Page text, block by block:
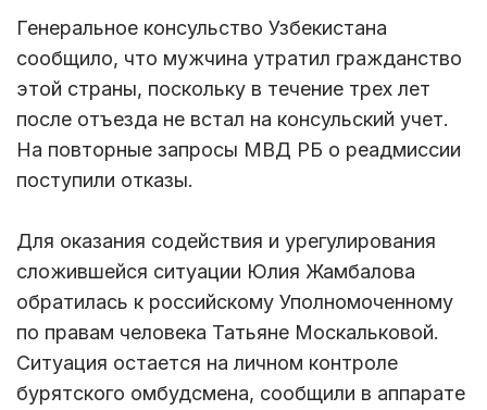
Генеральное консульство Узбекистана
сообщило, что мужчина утратил гражданство
этой страны, поскольку в течение трех лет
после отъезда не встал на консульский учет.
На повторные запросы МВД РБ о реадмиссии
поступили отказы.
Для оказания содействия и урегулирования
сложившейся ситуации Юлия Жамбалова
обратилась к российскому Уполномоченному
по правам человека Татьяне Москальковой.
Ситуация остается на личном контроле
бурятского омбудсмена, сообщили в аппарате